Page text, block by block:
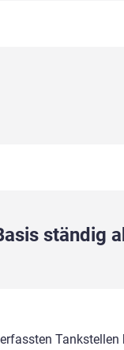
ständig
Tankstellen